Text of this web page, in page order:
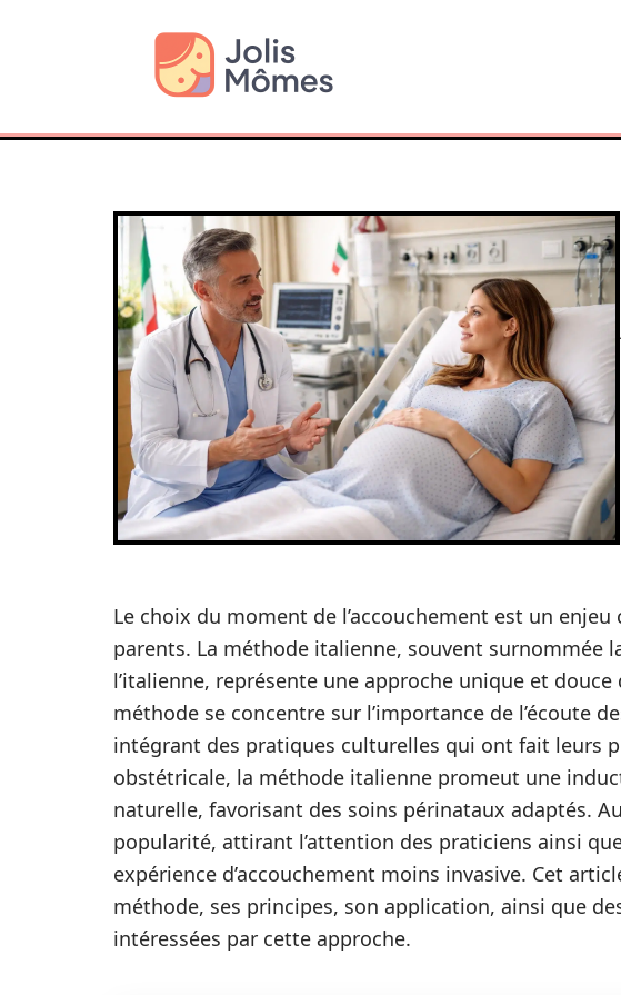
Le choix du moment de l’accouchement est un
parents. La méthode italienne, souvent surnommée
l’italienne, représente une approche unique et
méthode se concentre sur l’importance de l’écoute
intégrant des pratiques culturelles qui ont fait leurs
obstétricale, la méthode italienne promeut une
naturelle, favorisant des soins périnataux adaptés.
popularité, attirant l’attention des praticiens ainsi
expérience d’accouchement moins invasive. Cet
méthode, ses principes, son application, ainsi que
intéressées par cette approche.